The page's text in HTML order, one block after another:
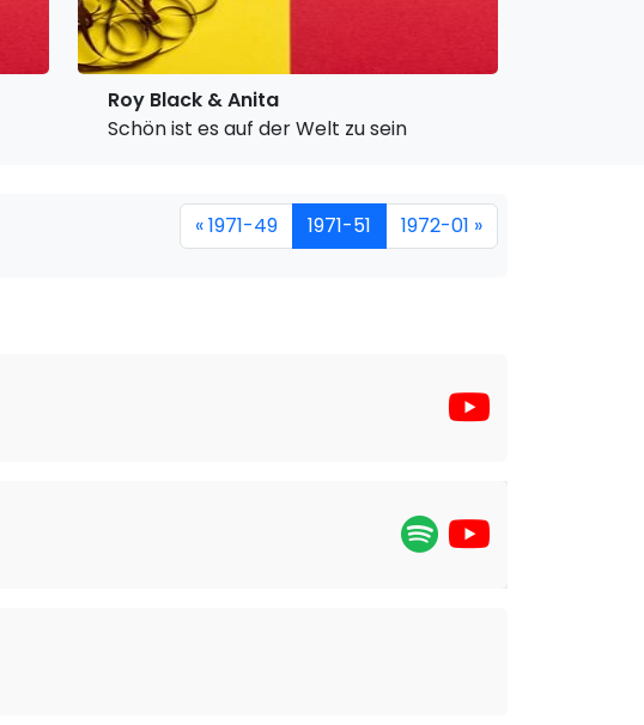
Roy Black & Anita
Schön ist es auf der Welt zu sein
« 1971-49 1971-51 1972-01 »